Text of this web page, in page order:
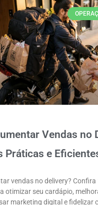
Vendas no
Práticas e
vendas no delivery? Confira
otimizar seu cardápio,
marketing digital e fidelizar